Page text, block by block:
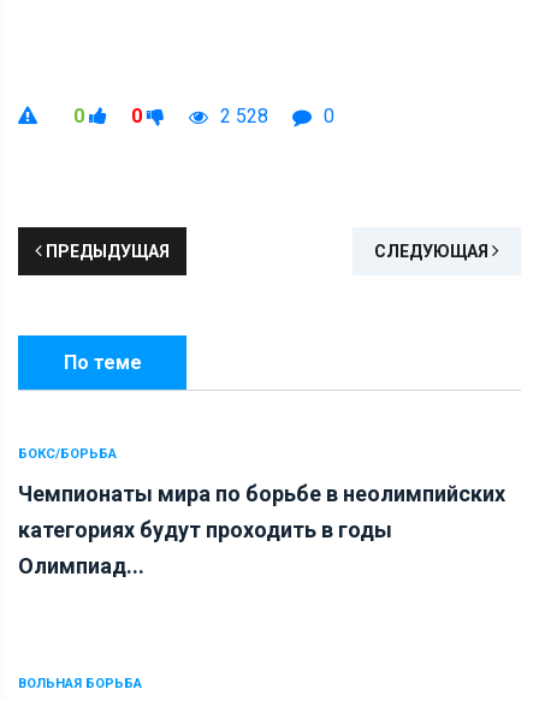
0 0 2 528 0
ПРЕДЫДУЩАЯ СЛЕДУЮЩАЯ
По теме
БОКС/БОРЬБА
Чемпионаты мира по борьбе в неолимпийских
категориях будут проходить в годы
Олимпиад...
ВОЛЬНАЯ БОРЬБА